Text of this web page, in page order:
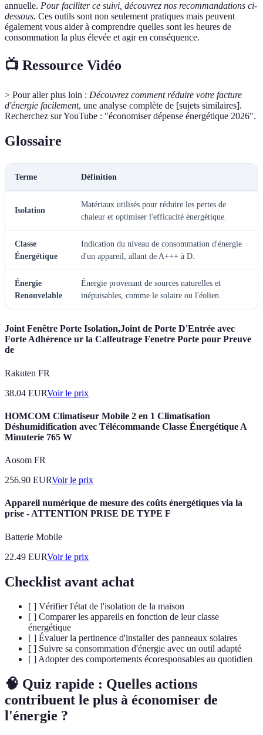
annuelle. Pour faciliter ce suivi, découvrez nos recommandations ci-
dessous. Ces outils sont non seulement pratiques mais peuvent
également vous aider à comprendre quelles sont les heures de
consommation la plus élevée et agir en conséquence.
📺 Ressource Vidéo
> Pour aller plus loin : Découvrez comment réduire votre facture
d'énergie facilement, une analyse complète de [sujets similaires].
Recherchez sur YouTube : "économiser dépense énergétique 2026".
Glossaire
Terme Définition
Isolation
Matériaux utilisés pour réduire les pertes de
chaleur et optimiser l'efficacité énergétique.
Classe
Énergétique
Indication du niveau de consommation d'énergie
d'un appareil, allant de A+++ à D.
Énergie
Renouvelable
Énergie provenant de sources naturelles et
inépuisables, comme le solaire ou l'éolien.
Joint Fenêtre Porte Isolation,Joint de Porte D'Entrée avec
Forte Adhérence ur la Calfeutrage Fenetre Porte pour Preuve
de
Rakuten FR
38.04 EURVoir le prix
HOMCOM Climatiseur Mobile 2 en 1 Climatisation
Déshumidification avec Télécommande Classe Énergétique A
Minuterie 765 W
Aosom FR
256.90 EURVoir le prix
Appareil numérique de mesure des coûts énergétiques via la
prise - ATTENTION PRISE DE TYPE F
Batterie Mobile
22.49 EURVoir le prix
Checklist avant achat
[ ] Vérifier l'état de l'isolation de la maison
[ ] Comparer les appareils en fonction de leur classe
énergétique
[ ] Évaluer la pertinence d'installer des panneaux solaires
[ ] Suivre sa consommation d'énergie avec un outil adapté
[ ] Adopter des comportements écoresponsables au quotidien
🧠 Quiz rapide : Quelles actions
contribuent le plus à économiser de
l'énergie ?